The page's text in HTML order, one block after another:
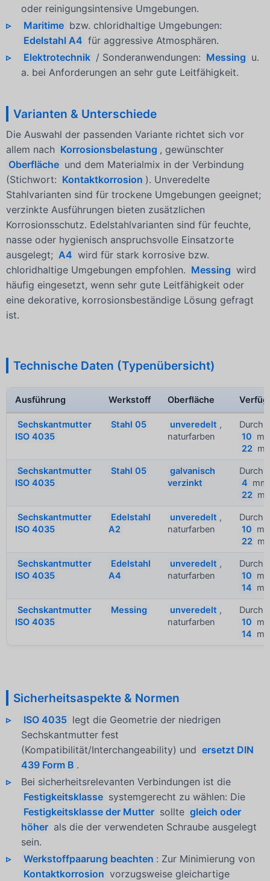
oder reinigungsintensive Umgebungen.
Maritime bzw. chloridhaltige Umgebungen:
Edelstahl A4 für aggressive Atmosphären.
Elektrotechnik / Sonderanwendungen: Messing u.
a. bei Anforderungen an sehr gute Leitfähigkeit.
Varianten & Unterschiede
Die Auswahl der passenden Variante richtet sich vor
allem nach Korrosionsbelastung , gewünschter
Oberfläche und dem Materialmix in der Verbindung
(Stichwort: Kontaktkorrosion ). Unveredelte
Stahlvarianten sind für trockene Umgebungen geeignet;
verzinkte Ausführungen bieten zusätzlichen
Korrosionsschutz. Edelstahlvarianten sind für feuchte,
nasse oder hygienisch anspruchsvolle Einsatzorte
ausgelegt; A4 wird für stark korrosive bzw.
chloridhaltige Umgebungen empfohlen. Messing wird
häufig eingesetzt, wenn sehr gute Leitfähigkeit oder
eine dekorative, korrosionsbeständige Lösung gefragt
ist.
Technische Daten (Typenübersicht)
Ausführung Werkstoff Oberfläche
Sechskantmutter
ISO 4035
Stahl 05 unveredelt ,
naturfarben
10
22
Sechskantmutter
ISO 4035
Stahl 05
galvanisch
verzinkt
4
22
Sechskantmutter
ISO 4035
Edelstahl
A2
unveredelt ,
naturfarben
10
22
Sechskantmutter
ISO 4035
Edelstahl
A4
unveredelt ,
naturfarben
10
14
Sechskantmutter
ISO 4035
Messing unveredelt ,
naturfarben
10
14
Sicherheitsaspekte & Normen
ISO 4035 legt die Geometrie der niedrigen
Sechskantmutter fest
(Kompatibilität/Interchangeability) und ersetzt DIN
439 Form B .
Bei sicherheitsrelevanten Verbindungen ist die
Festigkeitsklasse systemgerecht zu wählen: Die
Festigkeitsklasse der Mutter sollte gleich oder
höher als die der verwendeten Schraube ausgelegt
sein.
Werkstoffpaarung beachten : Zur Minimierung von
Kontaktkorrosion vorzugsweise gleichartige